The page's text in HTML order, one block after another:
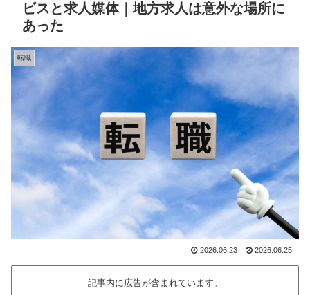
ビスと求人媒体｜地方求人は意外な場所に
あった
転職
2026.06.23 2026.06.25
記事内に広告が含まれています。